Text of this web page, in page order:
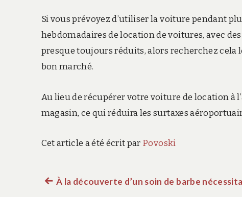
Si vous prévoyez d’utiliser la voiture pendant
hebdomadaires de location de voitures, avec
presque toujours réduits, alors recherchez cela
bon marché.
Au lieu de récupérer votre voiture de location à
magasin, ce qui réduira les surtaxes
Cet article a été écrit par Povoski
Navigation
Article
À la découverte d’un soin de barbe